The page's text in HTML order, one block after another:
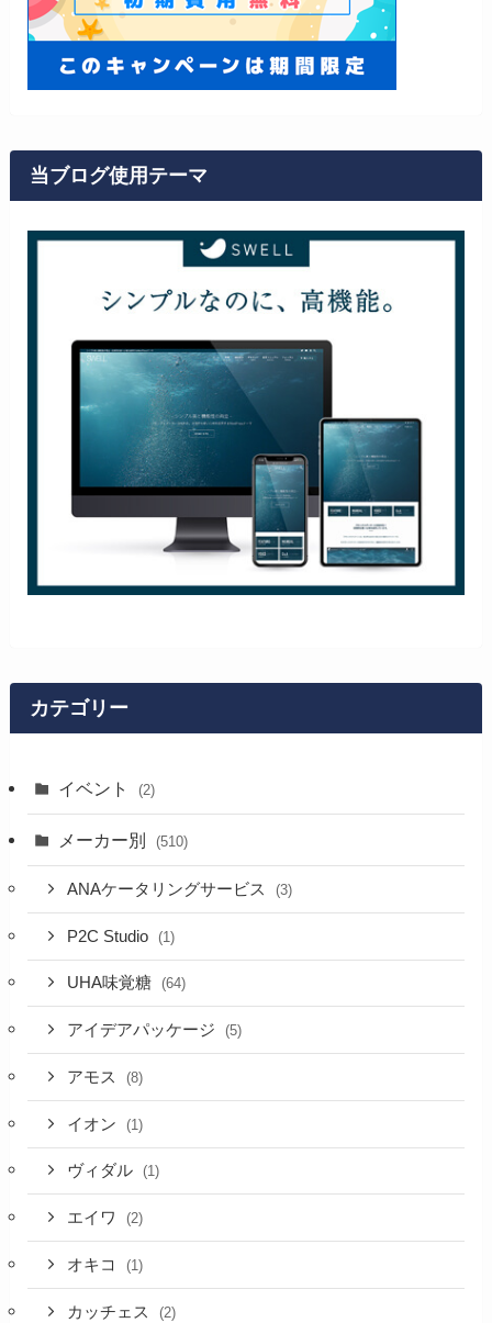
当ブログ使用テーマ
カテゴリー
イベント (2)
メーカー別 (510)
ANAケータリングサービス (3)
P2C Studio (1)
UHA味覚糖 (64)
アイデアパッケージ (5)
アモス (8)
イオン (1)
ヴィダル (1)
エイワ (2)
オキコ (1)
カッチェス (2)